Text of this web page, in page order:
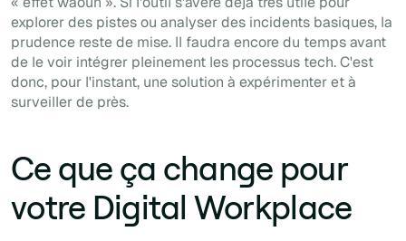
explorer des pistes ou analyser des incidents basiques, la
prudence reste de mise. Il faudra encore du temps avant
de le voir intégrer pleinement les processus tech. C'est
donc, pour l'instant, une solution à expérimenter et à
surveiller de près.
Ce que ça change pour
votre Digital Workplace